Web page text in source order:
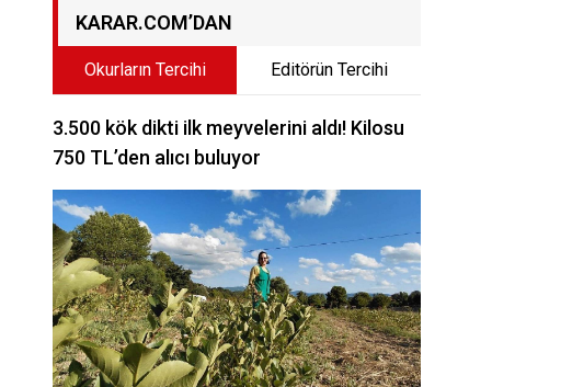
KARAR.COM’DAN
Okurların Tercihi Editörün Tercihi
3.500 kök dikti ilk meyvelerini aldı! Kilosu
750 TL’den alıcı buluyor